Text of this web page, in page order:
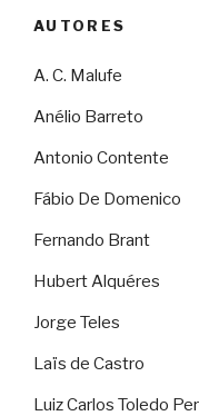
AUTORES
A. C. Malufe
Anélio Barreto
Antonio Contente
Fábio De Domenico
Fernando Brant
Hubert Alquéres
Jorge Teles
Laïs de Castro
Luiz Carlos Toledo